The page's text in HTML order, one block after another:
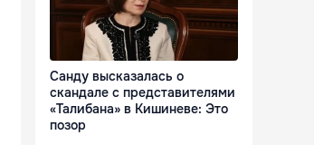
Санду высказалась о
скандале с представителями
«Талибана» в Кишиневе: Это
позор